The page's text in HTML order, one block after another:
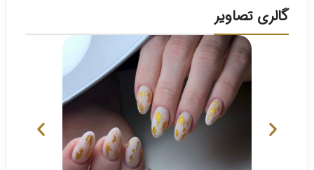
گالری تصاویر